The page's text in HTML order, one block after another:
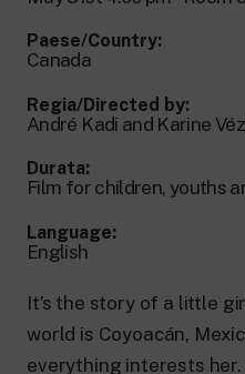
New 24 ore su 24:
Rai TgR
Approfondimenti
Rai Cultura
Per le scuole
l’Università, i
adulti.
Rai Scuola
Paese/Country:
Canada
Regia/Directed by:
André Kadi and Karine
Durata:
Film for children, youths
Language:
English
It’s the story of a little
world is Coyoacán,
everything interests